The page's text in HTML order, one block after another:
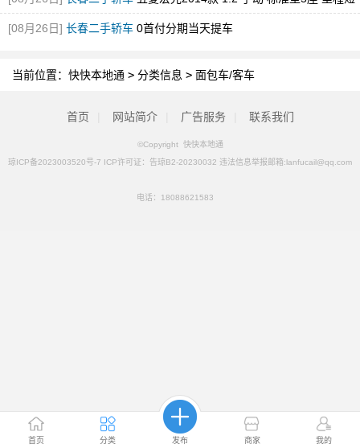
首页 分类 发布 商家 我的
车况好
[08月26日] 长春二手轿车 0首付分期当天提车
当前位置： 快快本地通 > 分类信息 > 面包车/客车
首页 网站简介 广告服务 联系我们
©Copyright 快快本地通
琼ICP备2023003520号-7 ICP许可证：告琼B2-20230032 违法信息举报邮箱:lanfucail@qq.com
电话： 18088621583